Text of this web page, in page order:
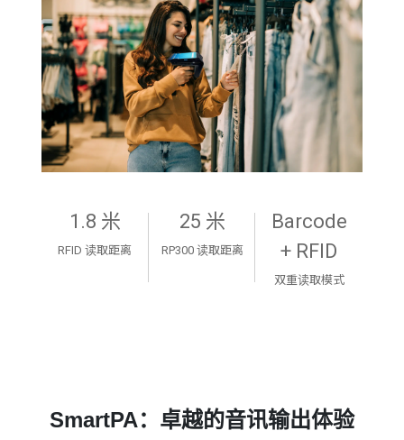
1.8 米
RFID 读取距离
25 米
RP300 读取距离
Barcode
+ RFID
双重读取模式
SmartPA：卓越的音讯输出体验